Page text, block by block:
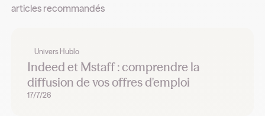
articles recommandés
Univers Hublo
Indeed et Mstaff : comprendre la
diffusion de vos offres d'emploi
17/7/26